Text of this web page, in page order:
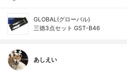
GLOBAL(グローバル)
三徳3点セット GST-B46
あしえい